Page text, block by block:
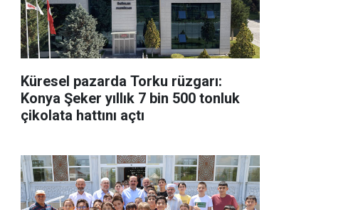
Küresel pazarda Torku rüzgarı:
Konya Şeker yıllık 7 bin 500 tonluk
çikolata hattını açtı